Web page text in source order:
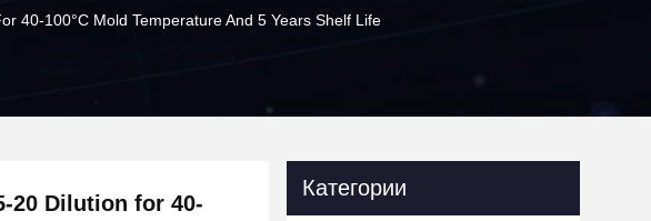
40-100°C Mold Temperature And 5 Years Shelf Life
20 Dilution for 40-
Категории